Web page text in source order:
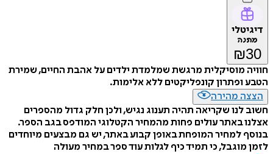
דיגיטלי
מתנה
₪30
חוויה מוסיקלית מרגשת שמלמדת ילדים על אהבת החיים, שמירת
הטבע ופתרון קונפליקטים ללא אלימות.
הצצה מהירה
חשוב לנו שקריאה תהיה תענוג נגיש, ולכן חלק גדול מהספרים
אצלנו באתר עולים פחות מהמחיר הקטלוגי המודפס בגב הספר.
בנוסף למחיר המופחת באופן קבוע באתר, יש גם מבצעים מיוחדים
לזמן מוגבל, כי תמיד כיף לגלות עוד ספר במחיר מעולה